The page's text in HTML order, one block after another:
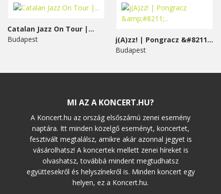
Catalan Jazz On Tour |...
Budapest
j(A)zz! | Pongracz &#8211;...
Budapest
MI AZ A KONCERT.HU?
A Koncert.hu az ország elsőszámú zenei esemény
naptára. Itt minden közelgő eseményt, koncertet,
fesztivált megtalálsz, amikre akár azonnal jegyet is
vásárolhatsz! A koncertek mellett zenei híreket is
olvashatsz, továbbá mindent megtudhatsz
együttesekről és helyszínekről is. Minden koncert egy
helyen, ez a Koncert.hu.